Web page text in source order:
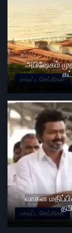
மாவட்ட செய்திகள்
அபிஷேகம்
மாவட்ட செய்திகள்
வாகன